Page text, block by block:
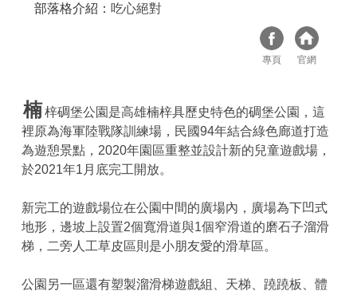
部落格介紹： 吃心絕對
專頁 官網
楠梓碉堡公園是高雄楠梓具歷史特色的碉堡公園，這
裡原為海軍陸戰隊訓練場，民國94年結合綠色廊道打造
為遊憩景點，2020年園區重整並設計新的兒童遊戲場，
於2021年1月底完工開放。
新完工的遊戲場位在公園中間的廣場內，廣場為下凹式
地形，邊坡上設置2個寬滑道與1個窄滑道的磨石子溜滑
梯，二旁人工草皮區則是小朋友愛的滑草區。
公園另一區還有塑製溜滑梯遊戲組、天梯、蹺蹺板、體